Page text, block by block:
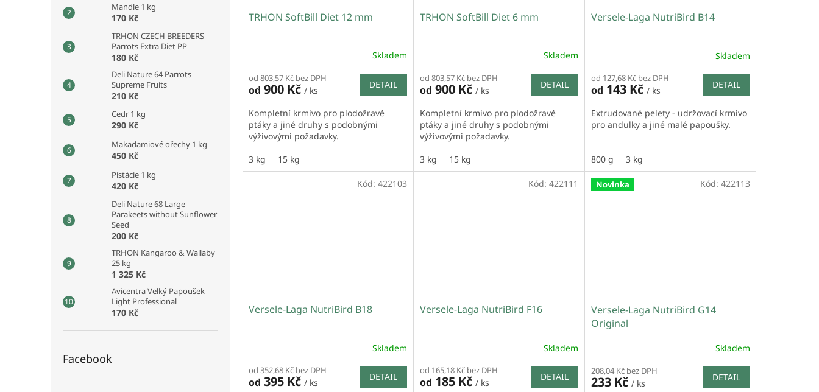
Mandle 1 kg
170 Kč
TRHON CZECH BREEDERS
Parrots Extra Diet PP
180 Kč
Deli Nature 64 Parrots
Supreme Fruits
210 Kč
Cedr 1 kg
290 Kč
Makadamiové ořechy 1 kg
450 Kč
Pistácie 1 kg
420 Kč
Deli Nature 68 Large
Parakeets without Sunflower
Seed
200 Kč
TRHON Kangaroo & Wallaby
25 kg
1 325 Kč
Avicentra Velký Papoušek
Light Professional
170 Kč
Facebook
TRHON SoftBill Diet 12 mm
Skladem
od 803,57 Kč bez DPH
od 900 Kč / ks
DETAIL
Kompletní krmivo pro plodožravé
ptáky a jiné druhy s podobnými
výživovými požadavky.
3 kg
15 kg
TRHON SoftBill Diet 6 mm
Skladem
od 803,57 Kč bez DPH
od 900 Kč / ks
DETAIL
Kompletní krmivo pro plodožravé
ptáky a jiné druhy s podobnými
výživovými požadavky.
3 kg
15 kg
Versele-Laga NutriBird B14
Skladem
od 127,68 Kč bez DPH
od 143 Kč / ks
DETAIL
Extrudované pelety - udržovací krmivo
pro andulky a jiné malé papoušky.
800 g 3 kg
Versele-Laga NutriBird B18
Skladem
od 352,68 Kč bez DPH
od 395 Kč / ks
DETAIL
Kód: 422103
Versele-Laga NutriBird F16
Skladem
od 165,18 Kč bez DPH
od 185 Kč / ks
DETAIL
Kód: 422111 Novinka
Versele-Laga NutriBird G14
Original
Skladem
208,04 Kč bez DPH
233 Kč / ks
DETAIL
Kód: 422113